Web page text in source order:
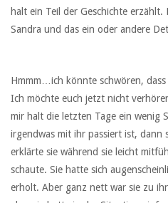
halt ein Teil der Geschichte erzählt.
Sandra und das ein oder andere
Hmmm…ich könnte schwören,
Ich möchte euch jetzt nicht
mir halt die letzten Tage ein wenig
irgendwas mit ihr passiert ist, dann
erklärte sie während sie leicht
schaute. Sie hatte sich
erholt. Aber ganz nett war sie zu